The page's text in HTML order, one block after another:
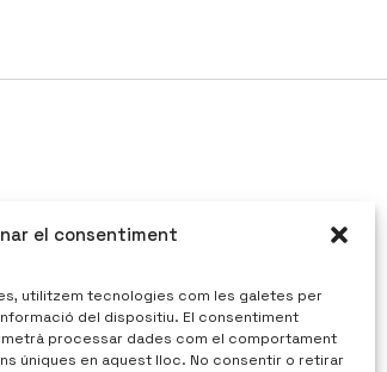
el consentiment
utilitzem tecnologies com les galetes per
del dispositiu. El consentiment
processar dades com el comportament
úniques en aquest lloc. No consentir o retirar
legal
de privacitat